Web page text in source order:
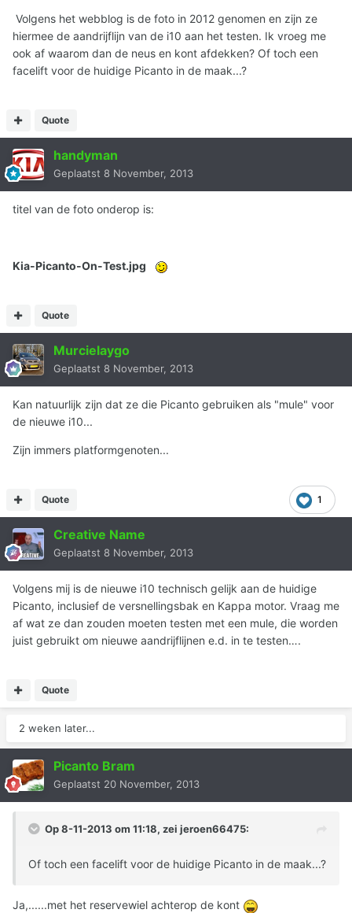
Volgens het webblog is de foto in 2012 genomen en zijn ze
hiermee de aandrijflijn van de i10 aan het testen. Ik vroeg me
ook af waarom dan de neus en kont afdekken? Of toch een
facelift voor de huidige Picanto in de maak...?
Quote
handyman
Geplaatst 8 November, 2013
titel van de foto onderop is:
Kia-Picanto-On-Test.jpg
Quote
Murcielaygo
Geplaatst 8 November, 2013
Kan natuurlijk zijn dat ze die Picanto gebruiken als "mule" voor
de nieuwe i10...
Zijn immers platformgenoten...
1
Quote
Creative Name
Geplaatst 8 November, 2013
Volgens mij is de nieuwe i10 technisch gelijk aan de huidige
Picanto, inclusief de versnellingsbak en Kappa motor. Vraag me
af wat ze dan zouden moeten testen met een mule, die worden
juist gebruikt om nieuwe aandrijflijnen e.d. in te testen….
Quote
2 weken later...
Picanto Bram
Geplaatst 20 November, 2013
Op 8-11-2013 om 11:18, zei jeroen66475:
Of toch een facelift voor de huidige Picanto in de maak...?
Ja,......met het reservewiel achterop de kont